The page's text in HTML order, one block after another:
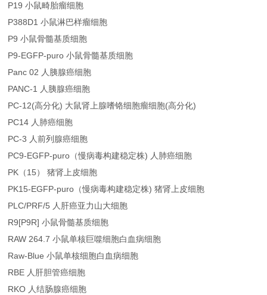
P19 小鼠畸胎瘤细胞
P388D1 小鼠淋巴样瘤细胞
P9 小鼠骨髓基质细胞
P9-EGFP-puro 小鼠骨髓基质细胞
Panc 02 人胰腺癌细胞
PANC-1 人胰腺癌细胞
PC-12(高分化) 大鼠肾上腺嗜铬细胞瘤细胞(高分化)
PC14 人肺癌细胞
PC-3 人前列腺癌细胞
PC9-EGFP-puro（慢病毒构建稳定株) 人肺癌细胞
PK（15） 猪肾上皮细胞
PK15-EGFP-puro（慢病毒构建稳定株) 猪肾上皮细胞
PLC/PRF/5 人肝癌亚力山大细胞
R9[P9R] 小鼠骨髓基质细胞
RAW 264.7 小鼠单核巨噬细胞白血病细胞
Raw-Blue 小鼠单核细胞白血病细胞
RBE 人肝胆管癌细胞
RKO 人结肠腺癌细胞